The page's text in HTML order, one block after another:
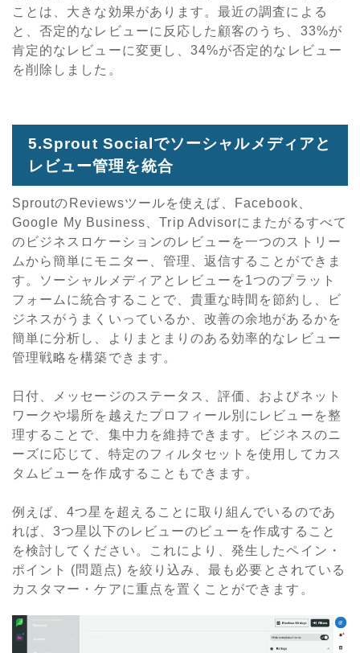
ことは、大きな効果があります。最近の調査による
と、否定的なレビューに反応した顧客のうち、 33%が
肯定的なレビューに変更し、 34%が否定的なレビュー
を削除しました。
5.Sprout Social でソーシャルメディアと
レビュー管理を統合
Sproutの Reviewsツールを使えば、 Facebook
Google My Business 、Trip Advisorにまたがるすべて
のビジネスロケーションのレビューを一つのストリー
ムから簡単にモニター、管理、返信することができま
す。ソーシャルメディアとレビューを 1つのプラット
フォームに統合することで、貴重な時間を節約し、ビ
ジネスがうまくいっているか、改善の余地があるかを
簡単に分析し、よりまとまりのある効率的なレビュー
管理戦略を構築できます。
日付、メッセージのステータス、評価、およびネット
ワークや場所を越えたプロフィール別にレビューを整
理することで、集中力を維持できます。ビジネスのニ
ーズに応じて、特定のフィルタセットを使用してカス
タムビューを作成することもできます。
例えば、4つ星を超えることに取り組んでいるのであ
れば、3つ星以下のレビューのビューを作成すること
を検討してください。これにより、発生したペイン・
ポイント (問題点) を絞り込み、最も必要とされている
カスタマー・ケアに重点を置くことができます。